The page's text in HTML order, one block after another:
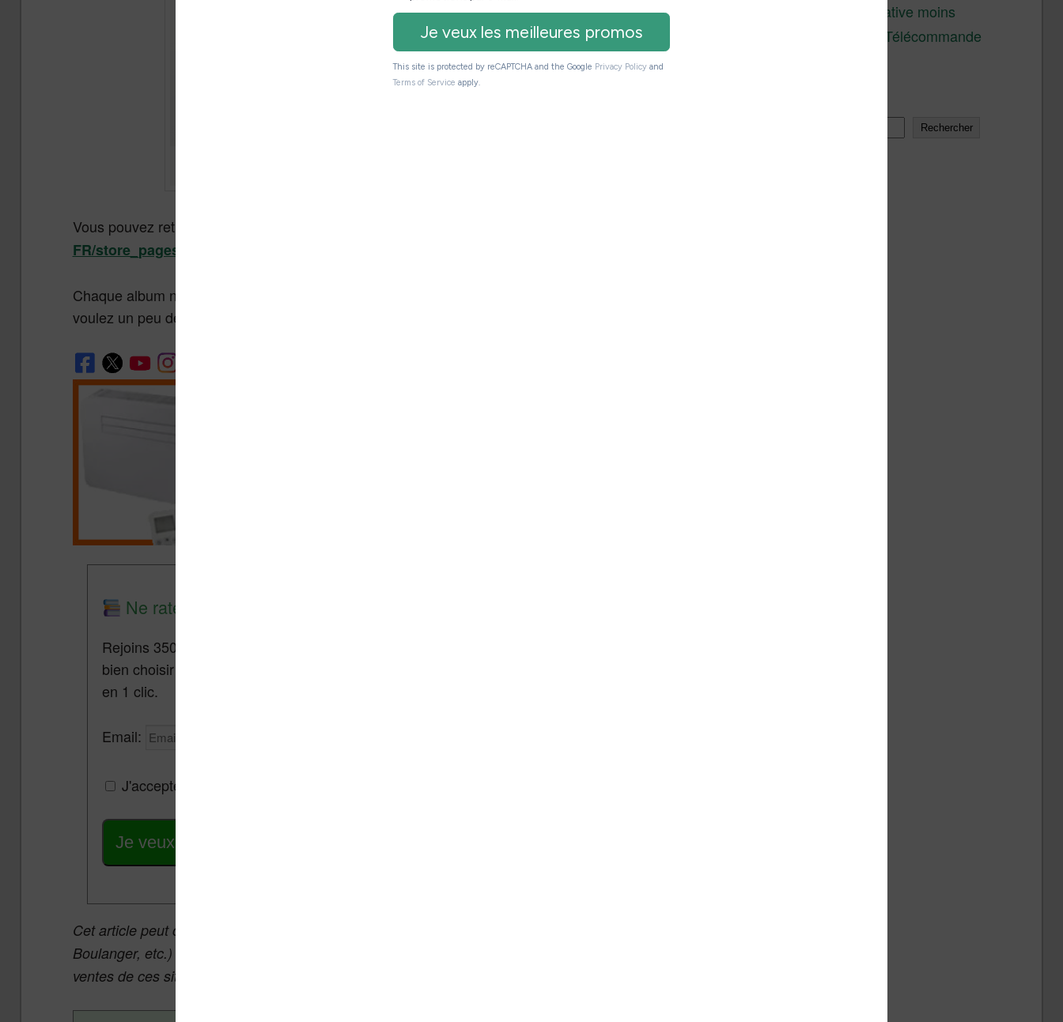
Vous pouvez retrouver cette sélection de titres en promotion ici :
FR/store_pages/527
Chaque album numérique vous coûtera 0,99€. Un bon plan à ne pas manquer, surtout si vous
voulez un peu de lecture pour les vacances.
Ne rate plus aucune promo liseuse !
Rejoins 3500 lecteurs qui reçoivent chaque mois les meilleures promos + conseils pour
bien choisir et utiliser leur liseuse.
en 1 clic.
Email:
J'accepte de recevoir des mises à jour et des promotions par e-mail.
Je veux les meilleures promos
Cet article peut contenir des liens affiliés vers les sites partenaires du site (Amazon, Fnac, Cultura,
Boulanger, etc.) qui permettent aux auteurs du site de toucher une petite commission sur les
ventes de ces sites sans coût supplémentaire pour vous.
Une alternative moins
chère à la Télécommande
Rechercher